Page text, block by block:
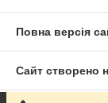
Повна версія
Сайт створено